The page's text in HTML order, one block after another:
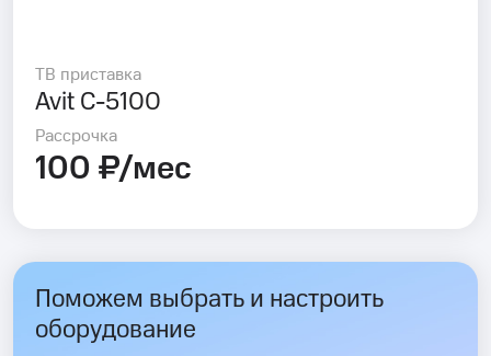
ТВ приставка
Avit C-5100
Рассрочка
100 ₽/мес
Поможем выбрать и настроить
оборудование